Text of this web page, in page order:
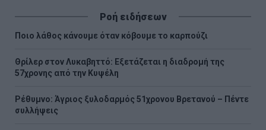
Ροή ειδήσεων
Ποιο λάθος κάνουμε όταν κόβουμε το καρπούζι
Θρίλερ στον Λυκαβηττό: Εξετάζεται η διαδρομή της
57χρονης από την Κυψέλη
Ρέθυμνο: Άγριος ξυλοδαρμός 51χρονου Βρετανού – Πέντε
συλλήψεις